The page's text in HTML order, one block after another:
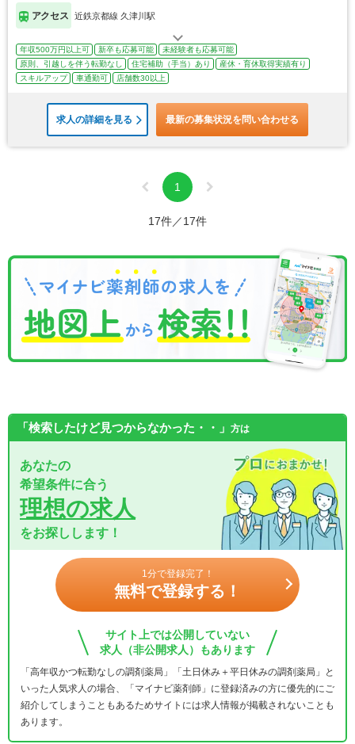
アクセス 近鉄京都線 久津川駅
年収500万円以上可 新卒も応募可能
未経験者も応募可能
原則、引越しを伴う転勤なし
住宅補助（手当）あり
産休・育休取得実績有り
スキルアップ
車通勤可 店舗数30以上
求人の詳細を見る 最新の募集状況を問い合わせる
1
17件／17件
「検索したけど見つからなかった・・」 方は
あなたの
希望条件に合う
理想の求人
をお探しします！
1分で登録完了！
無料で登録する！
サイト上では公開していない
求人（非公開求人）もあります
「高年収かつ転勤なしの調剤薬局」「土日休み＋平日休みの調剤薬局」と
いった人気求人の場合、「マイナビ薬剤師」に登録済みの方に優先的にご
紹介してしまうこともあるためサイトには求人情報が掲載されないことも
あります。